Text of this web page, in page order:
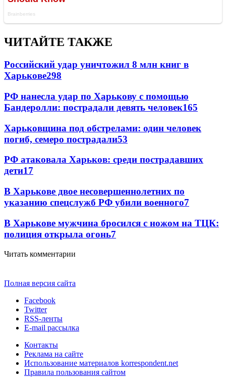
ЧИТАЙТЕ ТАКЖЕ
Российский удар уничтожил 8 млн книг в
Харькове298
РФ нанесла удар по Харькову с помощью
Бандеролли: пострадали девять человек165
Харьковщина под обстрелами: один человек
погиб, семеро пострадали53
РФ атаковала Харьков: среди пострадавших
дети17
В Харькове двое несовершеннолетних по
указанию спецслужб РФ убили военного7
В Харькове мужчина бросился с ножом на ТЦК:
полиция открыла огонь7
Читать комментарии
Полная версия сайта
Facebook
Twitter
RSS-ленты
E-mail рассылка
Контакты
Реклама на сайте
Использование материалов korrespondent.net
Правила пользования сайтом